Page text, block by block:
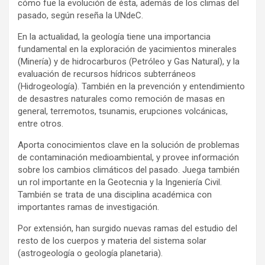
cómo fue la evolución de ésta, además de los climas del
pasado, según reseña la UNdeC.
En la actualidad, la geología tiene una importancia
fundamental en la exploración de yacimientos minerales
(Minería) y de hidrocarburos (Petróleo y Gas Natural), y la
evaluación de recursos hídricos subterráneos
(Hidrogeología). También en la prevención y entendimiento
de desastres naturales como remoción de masas en
general, terremotos, tsunamis, erupciones volcánicas,
entre otros.
Aporta conocimientos clave en la solución de problemas
de contaminación medioambiental, y provee información
sobre los cambios climáticos del pasado. Juega también
un rol importante en la Geotecnia y la Ingeniería Civil.
También se trata de una disciplina académica con
importantes ramas de investigación.
Por extensión, han surgido nuevas ramas del estudio del
resto de los cuerpos y materia del sistema solar
(astrogeología o geología planetaria).